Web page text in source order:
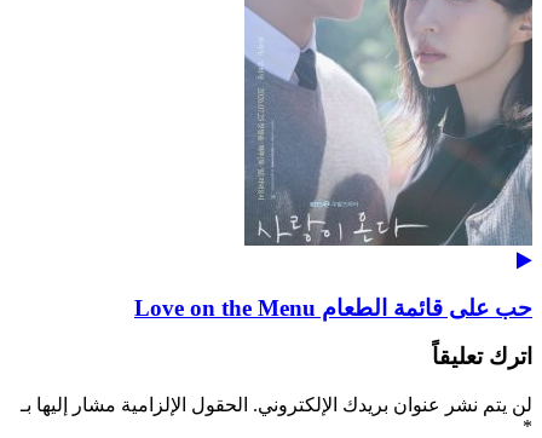
حب على قائمة الطعام Love on the Menu
اترك تعليقاً
لن يتم نشر عنوان بريدك الإلكتروني. الحقول الإلزامية مشار إليها بـ
*